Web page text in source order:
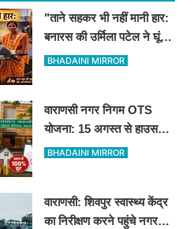
"ताने सहकर भी नहीं मानी हार:
बनारस की उर्मिला पटेल ने घूंघट
की आड़ से लिखी कामयाबी की
BHADAINI MIRROR
वाराणसी नगर निगम OTS
योजना: 15 अगस्त से हाउस
टैक्स बकायेदारों को ब्याज में
BHADAINI MIRROR
वाराणसी: शिवपुर स्वास्थ्य केंद्र
का निरीक्षण करने पहुंचे नगर